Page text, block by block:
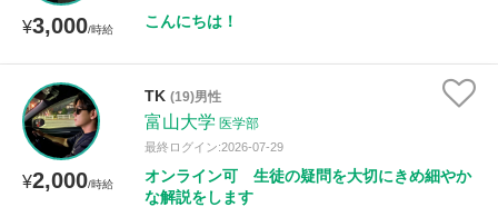
¥3,000/時給 こんにちは！
¥2,000/時給
TK (19)男性
富山大学 医学部
最終ログイン:2026-07-29
オンライン可 生徒の疑問を大切にきめ細やか
な解説をします